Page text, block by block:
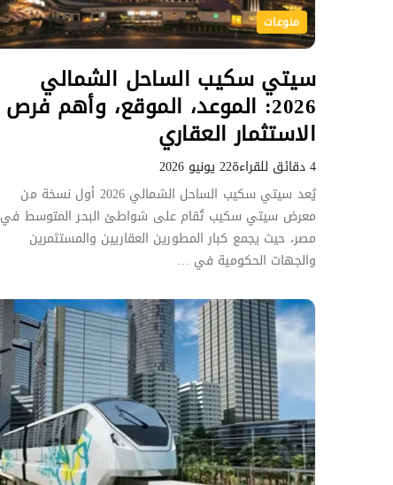
منوعات
سيتي سكيب الساحل الشمالي
2026: الموعد، الموقع، وأهم فرص
الاستثمار العقاري
4 دقائق للقراءة
22 يونيو 2026
يُعد سيتي سكيب الساحل الشمالي 2026 أول نسخة من
معرض سيتي سكيب تُقام على شواطئ البحر المتوسط في
مصر، حيث يجمع كبار المطورين العقاريين والمستثمرين
والجهات الحكومية في …